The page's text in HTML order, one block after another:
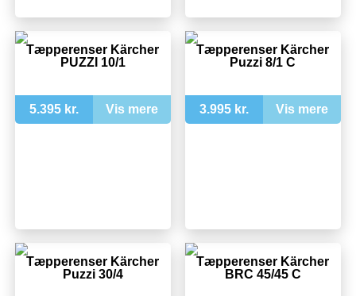
Tæpperenser Kärcher
PUZZI 10/1
5.395 kr. Vis mere
Tæpperenser Kärcher
Puzzi 8/1 C
3.995 kr. Vis mere
Tæpperenser Kärcher
Puzzi 30/4
Tæpperenser Kärcher
BRC 45/45 C